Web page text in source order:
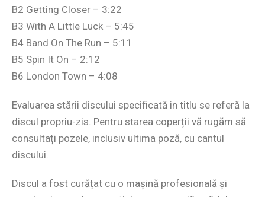
B2 Getting Closer – 3:22
B3 With A Little Luck – 5:45
B4 Band On The Run – 5:11
B5 Spin It On – 2:12
B6 London Town – 4:08
Evaluarea stării discului specificată in titlu se referă la
discul propriu-zis. Pentru starea coperții vă rugăm să
consultați pozele, inclusiv ultima poză, cu cantul
discului.
Discul a fost curățat cu o mașină profesională și